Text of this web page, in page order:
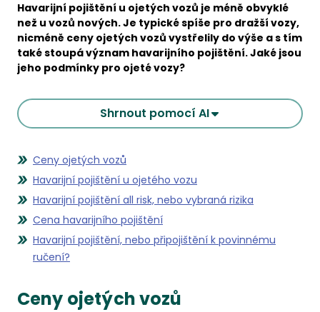
Havarijní pojištění u ojetých vozů je méně obvyklé
než u vozů nových. Je typické spíše pro dražší vozy,
nicméně ceny ojetých vozů vystřelily do výše a s tím
také stoupá význam havarijního pojištění. Jaké jsou
jeho podmínky pro ojeté vozy?
Shrnout pomocí AI
Ceny ojetých vozů
Havarijní pojištění u ojetého vozu
Havarijní pojištění all risk, nebo vybraná rizika
Cena havarijního pojištění
Havarijní pojištění, nebo připojištění k povinnému
ručení?
Ceny ojetých vozů